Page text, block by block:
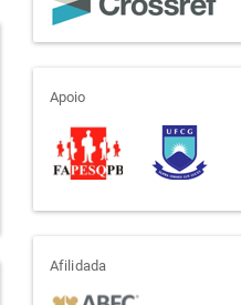
apoio
Apoio
afiliada
Afilidada